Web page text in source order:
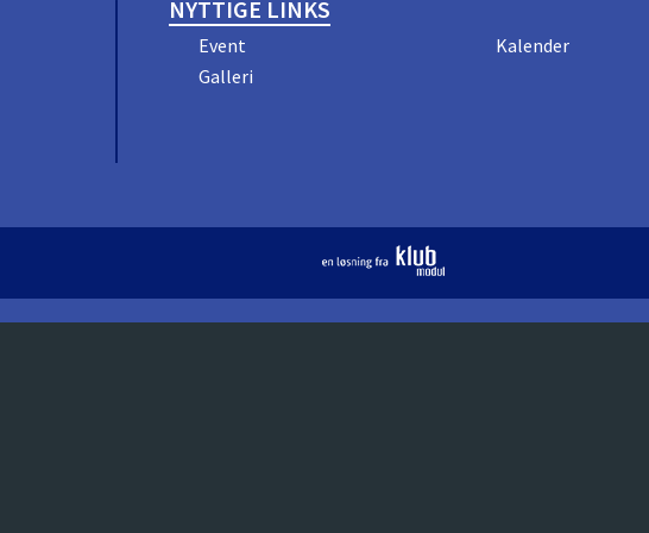
NYTTIGE LINKS
Event Kalender
Galleri